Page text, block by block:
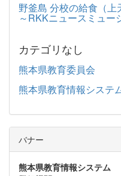
野釜島 分校の給食（上
～RKKニュースミュー
カテゴリなし
熊本県教育委員会
熊本県教育情報システ
バナー
熊本県教育情報システム